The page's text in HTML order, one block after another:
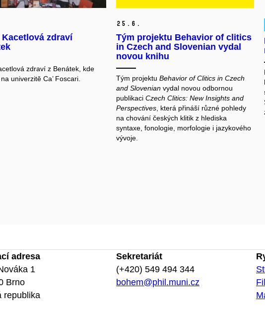
Kacetlová zdraví
zdraví z Benátek, kde
univerzitě Ca’ Foscari.
25. 6.
Tým projektu Behavior of clitics
in Czech and Slovenian vydal
novou knihu
Tým projektu Behavior of Clitics in Czech
and Slovenian vydal novou odbornou
publikaci Czech Clitics: New Insights and
Perspectives, která přináší různé pohledy
na chování českých klitik z hlediska
syntaxe, fonologie, morfologie i jazykového
vývoje.
adresa
1
Brno
republika
Sekretariát
(+420) 549 494 344
bohem@phil.muni.cz